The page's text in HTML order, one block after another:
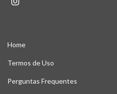
Home
Termos de Uso
Perguntas Frequentes